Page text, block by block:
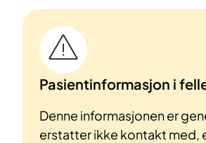
Pasientinformasjon i
Denne informasjonen er
erstatter ikke kontakt med,